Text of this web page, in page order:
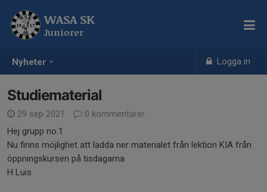
Nyheter Logga in
WASA SK
Juniorer
Studiematerial
29 sep 2021
0 kommentarer
Hej grupp no.1
Nu finns möjlighet att ladda ner materialet från lektion KIA från
öppningskursen på tisdagarna
H Luis